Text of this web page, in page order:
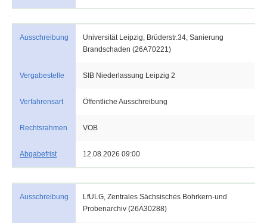
Ausschreibung
Universität Leipzig, Brüderstr.34, Sanierung
Brandschaden (26A70221)
Vergabestelle SIB Niederlassung Leipzig 2
Verfahrensart Öffentliche Ausschreibung
Rechtsrahmen VOB
Abgabefrist 12.08.2026 09:00
Ausschreibung
LfULG, Zentrales Sächsisches Bohrkern-und
Probenarchiv (26A30288)